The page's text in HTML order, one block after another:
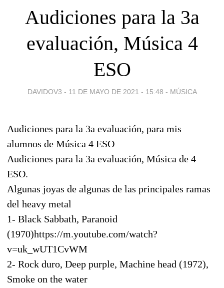
Audiciones para la 3a
evaluación, Música 4
ESO
DAVIDOV3 - 11 DE MAYO DE 2021 - 15:48 - MÚSICA
Audiciones para la 3a evaluación, para mis
alumnos de Música 4 ESO
Audiciones para la 3a evaluación, Música de 4
ESO.
Algunas joyas de algunas de las principales ramas
del heavy metal
1- Black Sabbath, Paranoid
(1970)https://m.youtube.com/watch?
v=uk_wUT1CvWM
2- Rock duro, Deep purple, Machine head (1972),
Smoke on the water